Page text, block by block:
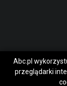
Abc.pl
przeglądarki